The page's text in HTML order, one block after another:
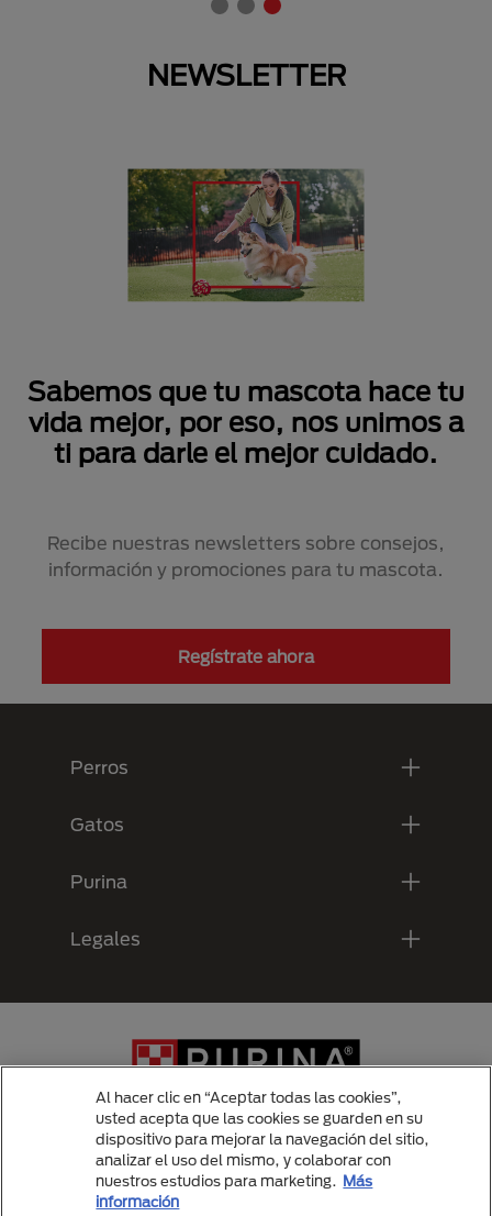
NEWSLETTER
Sabemos que tu mascota hace tu
vida mejor, por eso, nos unimos a
ti para darle el mejor cuidado.
Recibe nuestras newsletters sobre consejos,
información y promociones para tu mascota.
Regístrate ahora
Perros
Gatos
Purina
Legales
Menu Footer Secundario Purina
Al hacer clic en “Aceptar todas las cookies”,
usted acepta que las cookies se guarden en su
dispositivo para mejorar la navegación del sitio,
analizar el uso del mismo, y colaborar con
nuestros estudios para marketing. Más
información